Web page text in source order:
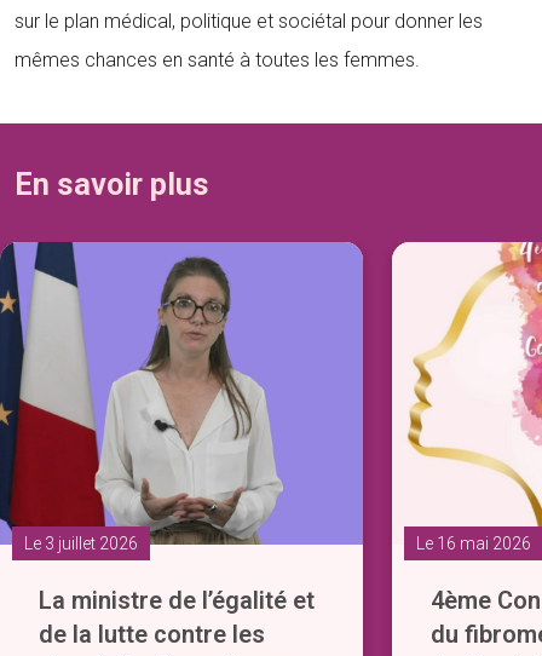
sur le plan médical, politique et sociétal pour donner les
mêmes chances en santé à toutes les femmes.
En savoir plus
Le 3 juillet 2026
La ministre de l’égalité et
de la lutte contre les
Le 16 mai 2026
4ème
du